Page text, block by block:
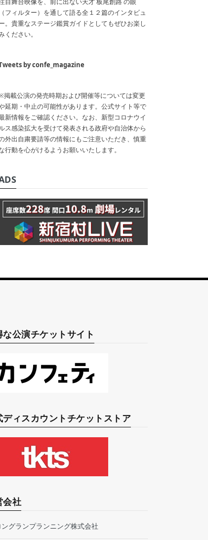
（フィルター）を通して語る全１２篇のインタビュ
。貴重なステージ鑑賞ガイドとしてもぜひお楽し
ください。
by confe_magazine
掲載公演の発売時期および開催等については変更
延期・中止の可能性があります。公式サイト等で
新情報をご確認ください。なお、新型コロナウイ
ス感染拡大を受けて発表される政府や自治体から
外出自粛要請等の情報にもご注意いただき、慎重
行動を心がけるようお願いいたします。
な公演チケットサイト
ディスカウントチケットストア
会社
ングランプランニング株式会社